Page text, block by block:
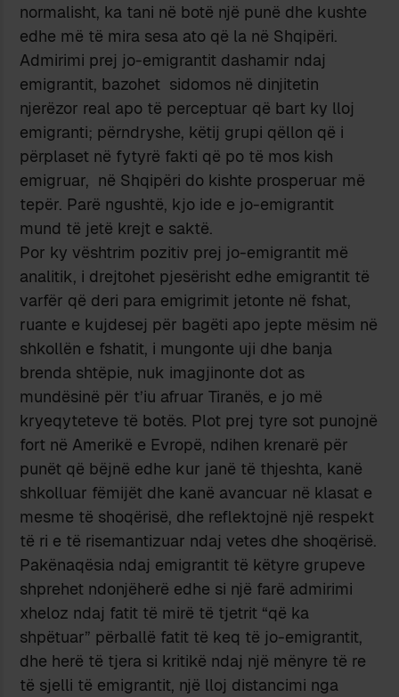
normalisht, ka tani në botë një punë dhe kushte
edhe më të mira sesa ato që la në Shqipëri.
Admirimi prej jo-emigrantit dashamir ndaj
emigrantit, bazohet sidomos në dinjitetin
njerëzor real apo të perceptuar që bart ky lloj
emigranti; përndryshe, këtij grupi qëllon që i
përplaset në fytyrë fakti që po të mos kish
emigruar, në Shqipëri do kishte prosperuar më
tepër. Parë ngushtë, kjo ide e jo-emigrantit
mund të jetë krejt e saktë.
Por ky vështrim pozitiv prej jo-emigrantit më
analitik, i drejtohet pjesërisht edhe emigrantit të
varfër që deri para emigrimit jetonte në fshat,
ruante e kujdesej për bagëti apo jepte mësim në
shkollën e fshatit, i mungonte uji dhe banja
brenda shtëpie, nuk imagjinonte dot as
mundësinë për t’iu afruar Tiranës, e jo më
kryeqyteteve të botës. Plot prej tyre sot punojnë
fort në Amerikë e Evropë, ndihen krenarë për
punët që bëjnë edhe kur janë të thjeshta, kanë
shkolluar fëmijët dhe kanë avancuar në klasat e
mesme të shoqërisë, dhe reflektojnë një respekt
të ri e të risemantizuar ndaj vetes dhe shoqërisë.
Pakënaqësia ndaj emigrantit të këtyre grupeve
shprehet ndonjëherë edhe si një farë admirimi
xheloz ndaj fatit të mirë të tjetrit “që ka
shpëtuar” përballë fatit të keq të jo-emigrantit,
dhe herë të tjera si kritikë ndaj një mënyre të re
të sjelli të emigrantit, një lloj distancimi nga